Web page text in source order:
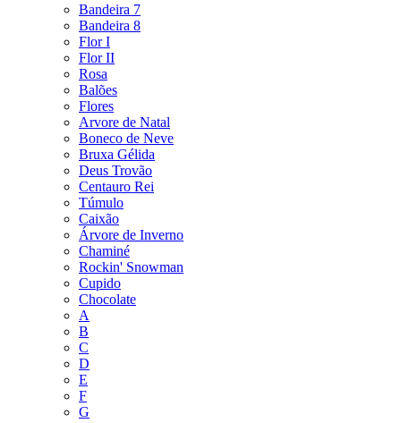
Bandeira 7
Bandeira 8
Flor I
Flor II
Rosa
Balões
Flores
Arvore de Natal
Boneco de Neve
Bruxa Gélida
Deus Trovão
Centauro Rei
Túmulo
Caixão
Árvore de Inverno
Chaminé
Rockin' Snowman
Cupido
Chocolate
A
B
C
D
E
F
G